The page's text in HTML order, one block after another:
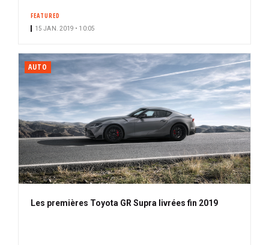
FEATURED
15 JAN. 2019 • 10:05
AUTO
Les premières Toyota GR Supra livrées fin 2019